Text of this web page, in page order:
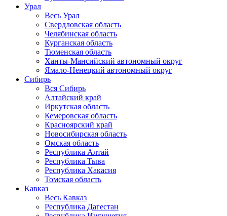
Урал
Весь Урал
Свердловская область
Челябинская область
Курганская область
Тюменская область
Ханты-Мансийский автономный округ
Ямало-Ненецкий автономный округ
Сибирь
Вся Сибирь
Алтайский край
Иркутская область
Кемеровская область
Красноярский край
Новосибирская область
Омская область
Республика Алтай
Республика Тыва
Республика Хакасия
Томская область
Кавказ
Весь Кавказ
Республика Дагестан